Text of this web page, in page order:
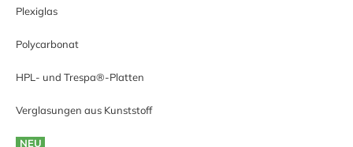
Plexiglas
Polycarbonat
HPL- und Trespa®-Platten
Verglasungen aus Kunststoff
NEU